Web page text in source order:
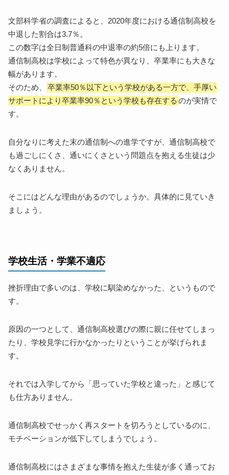
文部科学省の調査によると、2020年度における通信制高校を
中退した割合は3.7％。
この数字は全日制普通科の中退率の約5倍にも上ります。
通信制高校は学校によって特色が異なり、卒業率にも大きな
幅があります。
そのため、
卒業率50％以下という学校がある一方で、手厚い
サポートにより卒業率90％という学校も存在する のが実情で
す。
自分なりに考えた末の通信制への進学ですが、通信制高校で
も過ごしにくさ、通いにくさという問題点を抱える生徒は少
なくありません。
そこにはどんな理由があるのでしょうか。具体的に見ていき
ましょう。
学校生活・学業不適応
挫折理由で多いのは、学校に馴染めなかった、というもので
す。
原因の一つとして、通信制高校選びの際に親に任せてしまっ
たり、学校見学に行かなかったりということが挙げられま
す。
それでは入学してから「思っていた学校と違った」と感じて
も仕方ありません。
通信制高校でせっかく再スタートを切ろうとしているのに、
モチベーションが低下してしまうでしょう。
通信制高校にはさまざまな事情を抱えた生徒が多く通ってお